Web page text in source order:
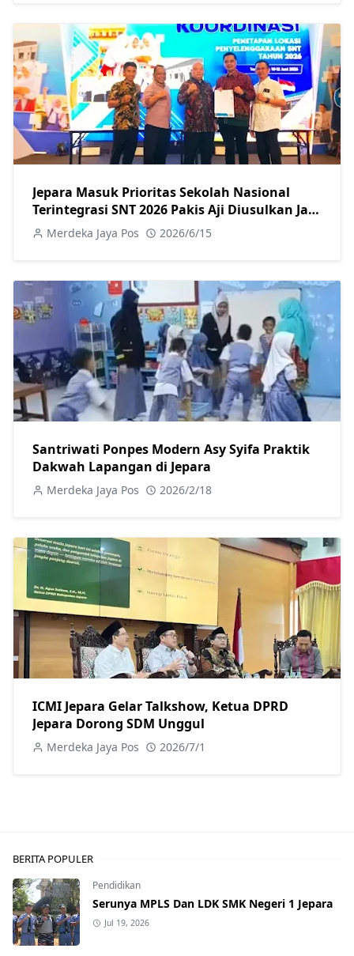
Jepara Masuk Prioritas Sekolah Nasional
Terintegrasi SNT 2026 Pakis Aji Diusulkan Jadi
Lokasi Pembangunan
Merdeka Jaya Pos 2026/6/15
Santriwati Ponpes Modern Asy Syifa Praktik
Dakwah Lapangan di Jepara
Merdeka Jaya Pos 2026/2/18
ICMI Jepara Gelar Talkshow, Ketua DPRD
Jepara Dorong SDM Unggul
Merdeka Jaya Pos 2026/7/1
BERITA POPULER
Pendidikan
Serunya MPLS Dan LDK SMK Negeri 1 Jepara
Jul 19, 2026